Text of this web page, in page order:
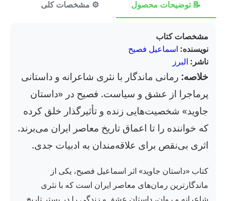
📝 توضیحات محصول ⚙️ مشخصات کلی
مشخصات کتاب
نویسنده: اسماعیل فصیح
ناشر: البرز
خلاصه: رمانی ماندگار با نثری شاعرانه و داستانی
پرماجرا از عشق و سیاست. فصیح در «داستان
جاوید» شخصیت‌هایی زنده و تأثیرگذار خلق کرده
که خواننده را تا اعماق تاریخ معاصر ایران می‌برند.
اثری بی‌نقص برای علاقه‌مندان به ادبیات جدی.
کتاب «داستان جاوید» اثر اسماعیل فصیح، یکی از
ماندگارترین رمان‌های معاصر ایران است که با نثری